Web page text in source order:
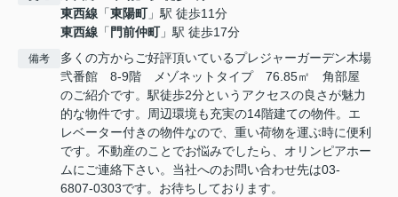
東西線 「東陽町」駅 徒歩11分
東西線 「 門前仲町」駅 徒歩17分
備考
多くの方からご好評頂いているプレジャーガーデン木場
弐番館 8‐9階 メゾネットタイプ 76.85㎡ 角部屋
のご紹介です。駅徒歩2分というアクセスの良さが魅力
的な物件です。周辺環境も充実の14階建ての物件。エ
レベーター付きの物件なので、重い荷物を運ぶ時に便利
です。不動産のことでお悩みでしたら、オリンピアホー
ムにご連絡下さい。当社へのお問い合わせ先は03-
6807-0303です。お待ちしております。